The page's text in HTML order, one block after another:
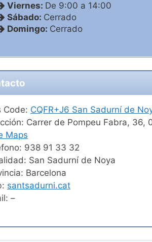
Viernes: De 9:00 a 14:00
Sábado: Cerrado
Domingo: Cerrado
Code: CQFR+J6 San Sadurní de
Carrer de Pompeu Fabra, 36,
Maps
938 91 33 32
San Sadurní de Noya
Barcelona
santsadurni.cat
–